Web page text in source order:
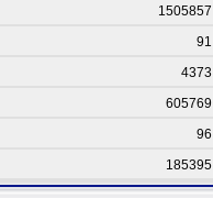
1505857
91
4373
605769
96
185395